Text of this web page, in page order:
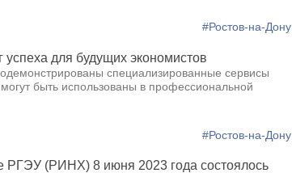
#Ростов-на-Дону
для будущих экономистов
специализированные сервисы
быть использованы в профессиональной
#Ростов-на-Дону
РГЭУ (РИНХ) 8 июня 2023 года состоялось